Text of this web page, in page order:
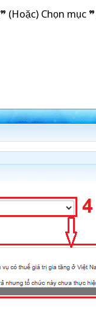
” (Hoặc) Chọn mục ”